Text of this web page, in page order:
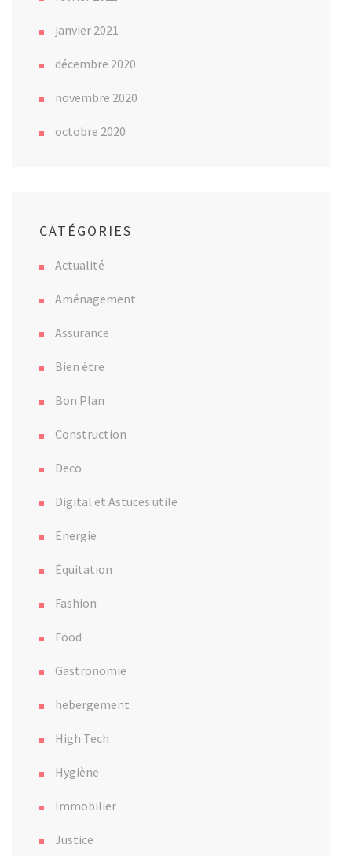
janvier 2021
décembre 2020
novembre 2020
octobre 2020
CATÉGORIES
Actualité
Aménagement
Assurance
Bien étre
Bon Plan
Construction
Deco
Digital et Astuces utile
Energie
Équitation
Fashion
Food
Gastronomie
hebergement
High Tech
Hygiène
Immobilier
Justice